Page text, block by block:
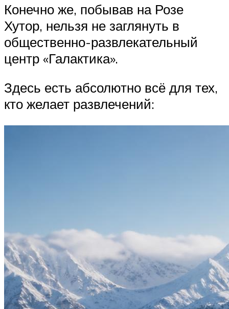
Конечно же, побывав на Розе
Хутор, нельзя не заглянуть в
общественно-развлекательный
центр «Галактика».
Здесь есть абсолютно всё для тех,
кто желает развлечений: